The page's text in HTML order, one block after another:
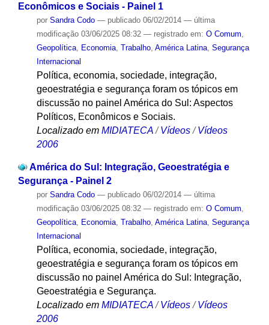
Econômicos e Sociais - Painel 1
por Sandra Codo — publicado06/02/2014 — última
modificação03/06/2025 08:32 — registrado em: O Comum
Geopolítica, Economia, Trabalho, América Latina, Segurança
Internacional
Política, economia, sociedade, integração,
geoestratégia e segurança foram os tópicos em
discussão no painel América do Sul: Aspectos
Políticos, Econômicos e Sociais.
Localizado em MIDIATECA /Vídeos /Vídeos
2006
América do Sul: Integração, Geoestratégia e
Segurança - Painel 2
por Sandra Codo — publicado06/02/2014 — última
modificação03/06/2025 08:32 — registrado em: O Comum,
Geopolítica, Economia, Trabalho, América Latina, Segurança
Internacional
Política, economia, sociedade, integração,
geoestratégia e segurança foram os tópicos em
discussão no painel América do Sul: Integração,
Geoestratégia e Segurança.
Localizado em MIDIATECA / Vídeos / Vídeos
2006